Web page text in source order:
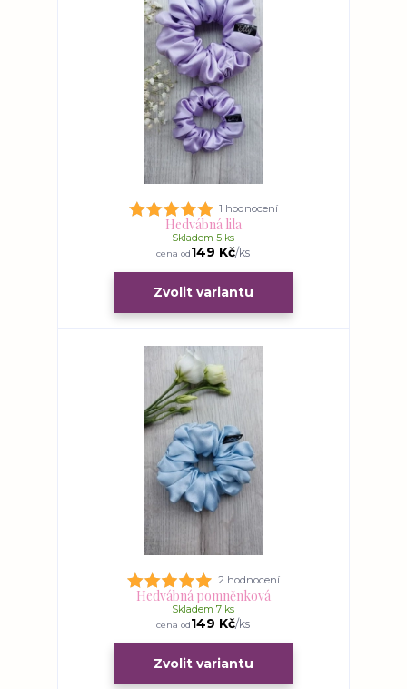
1 hodnocení
Hedvábná lila
cena od149 Kč/ks
Skladem 5 ks
Zvolit variantu
2 hodnocení
Hedvábná pomněnková
cena od149 Kč/ks
Skladem 7 ks
Zvolit variantu